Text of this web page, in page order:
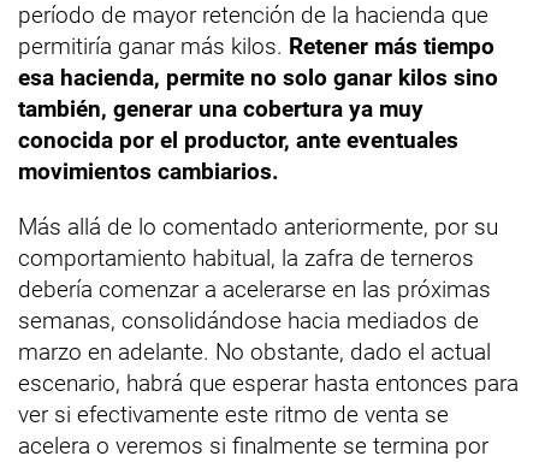
período de mayor retención de la hacienda que
permitiría ganar más kilos. Retener más tiempo
esa hacienda, permite no solo ganar kilos sino
también, generar una cobertura ya muy
conocida por el productor, ante eventuales
movimientos cambiarios.
Más allá de lo comentado anteriormente, por su
comportamiento habitual, la zafra de terneros
debería comenzar a acelerarse en las próximas
semanas, consolidándose hacia mediados de
marzo en adelante. No obstante, dado el actual
escenario, habrá que esperar hasta entonces para
ver si efectivamente este ritmo de venta se
acelera o veremos si finalmente se termina por